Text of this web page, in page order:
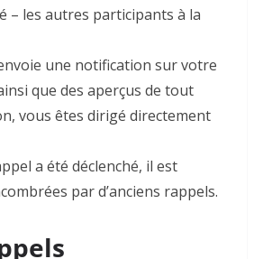
– les autres participants à la
une notification sur votre
que des aperçus de tout
vous êtes dirigé directement
a été déclenché, il est
par d’anciens rappels.